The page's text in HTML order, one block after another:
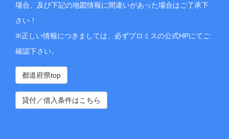
場合、及び下記の地図情報に間違いがあった場合はご了承下
さい！
※正しい情報につきましては、必ずプロミスの公式HPにてご
確認下さい。
都道府県top
貸付／借入条件はこちら